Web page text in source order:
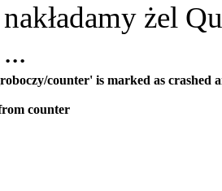
nakładamy żel
...
counter' is marked as crashed
counter